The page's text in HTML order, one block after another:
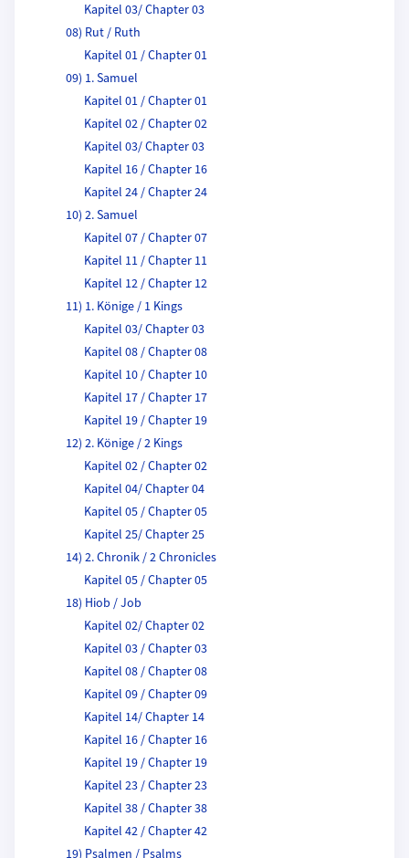
Kapitel 03/ Chapter 03
08) Rut / Ruth
Kapitel 01 / Chapter 01
09) 1. Samuel
Kapitel 01 / Chapter 01
Kapitel 02 / Chapter 02
Kapitel 03/ Chapter 03
Kapitel 16 / Chapter 16
Kapitel 24 / Chapter 24
10) 2. Samuel
Kapitel 07 / Chapter 07
Kapitel 11 / Chapter 11
Kapitel 12 / Chapter 12
11) 1. Könige / 1 Kings
Kapitel 03/ Chapter 03
Kapitel 08 / Chapter 08
Kapitel 10 / Chapter 10
Kapitel 17 / Chapter 17
Kapitel 19 / Chapter 19
12) 2. Könige / 2 Kings
Kapitel 02 / Chapter 02
Kapitel 04/ Chapter 04
Kapitel 05 / Chapter 05
Kapitel 25/ Chapter 25
14) 2. Chronik / 2 Chronicles
Kapitel 05 / Chapter 05
18) Hiob / Job
Kapitel 02/ Chapter 02
Kapitel 03 / Chapter 03
Kapitel 08 / Chapter 08
Kapitel 09 / Chapter 09
Kapitel 14/ Chapter 14
Kapitel 16 / Chapter 16
Kapitel 19 / Chapter 19
Kapitel 23 / Chapter 23
Kapitel 38 / Chapter 38
Kapitel 42 / Chapter 42
19) Psalmen / Psalms